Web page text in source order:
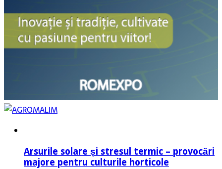
Arsurile solare și stresul termic – provocări
majore pentru culturile horticole